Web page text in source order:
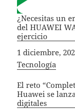
¿Necesitas un
del HUAWEI
ejercicio
Fecha
1 diciembre,
In relation to
Tecnología
El reto
Huawei se
digitales